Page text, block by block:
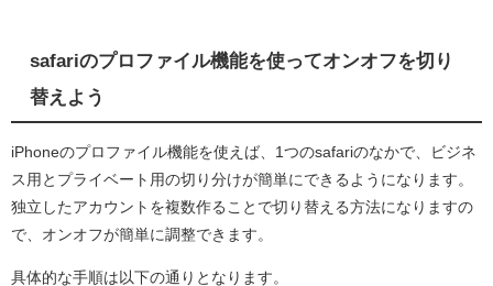
safariのプロファイル機能を使ってオンオフを切り
替えよう
iPhoneのプロファイル機能を使えば、1つのsafariのなかで、ビジネ
ス用とプライベート用の切り分けが簡単にできるようになります。
独立したアカウントを複数作ることで切り替える方法になりますの
で、オンオフが簡単に調整できます。
具体的な手順は以下の通りとなります。